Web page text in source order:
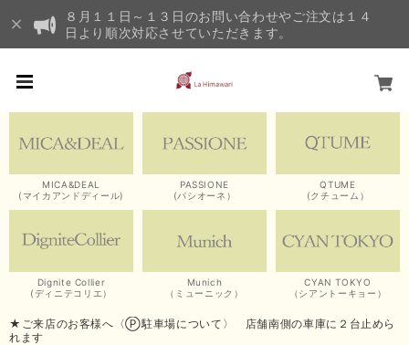
８月１１日～１３日のお問い合わせやご注文は１４
日より順次対応させていただきます。
MICA&DEAL
(マイカアンドディール)
PASSIONE
(パシオーネ）
QTUME
(クチューム）
Dignite Collier
(ディニテコリエ）
Munich
（ミューニック）
CYAN TOKYO
（シアントーキョー）
★ご来店のお客様へ〈Ⓟ駐車場について〉 店舗南側の車庫に２台止めら
れます